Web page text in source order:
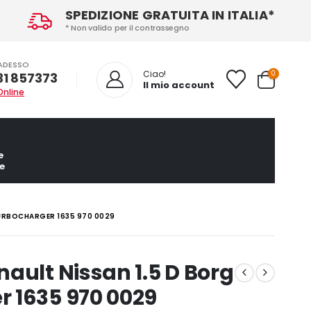
SPEDIZIONE GRATUITA IN ITALIA*
* Non valido per il contrassegno
857373 Ciao!
Il mio account
0
1635 970 0029
Nissan 1.5 D Borg
970 0029